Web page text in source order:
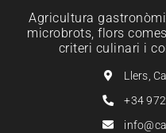
Agricultura
microbrots, flors
criteri culinari i
Llers,
+34